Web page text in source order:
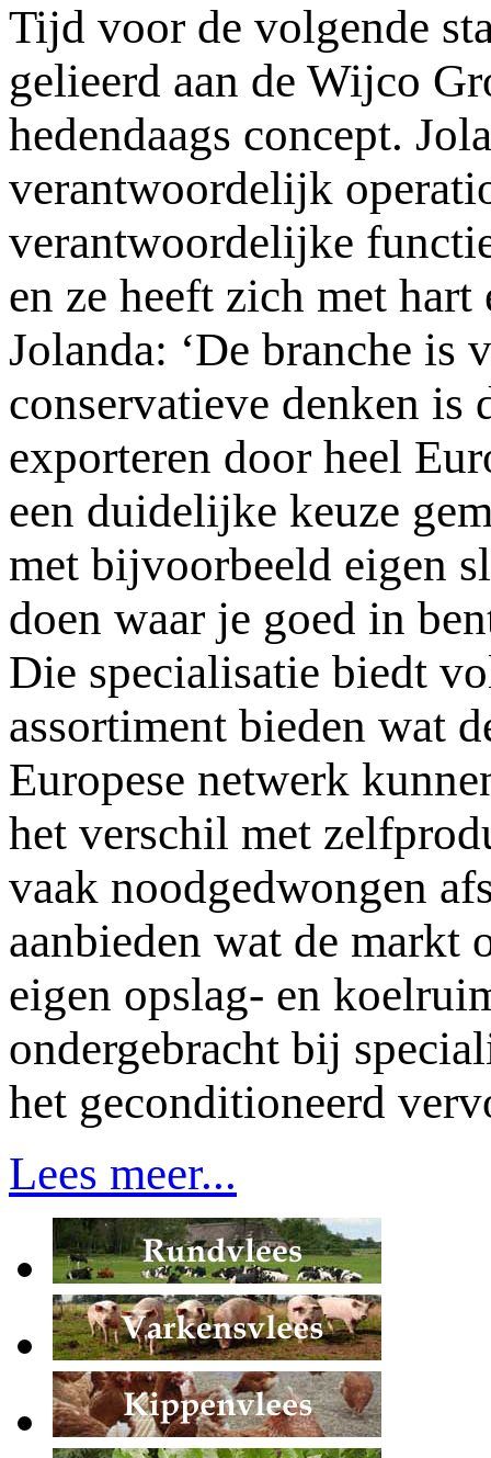
Tijd voor de volgende
gelieerd aan de Wijco
hedendaags concept.
verantwoordelijk
verantwoordelijke
en ze heeft zich met
Jolanda: ‘De branche
conservatieve denken
exporteren door heel
een duidelijke keuze
met bijvoorbeeld eigen
doen waar je goed in
Die specialisatie biedt
assortiment bieden wat
Europese netwerk
het verschil met
vaak noodgedwongen
aanbieden wat de markt
eigen opslag- en
ondergebracht bij
het geconditioneerd
Lees meer...